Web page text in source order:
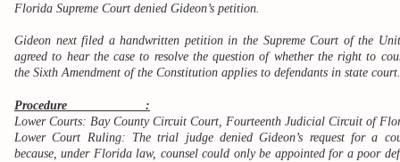
Florida Supreme Court denied Gideon’s petition.
Gideon next filed a handwritten petition in the Supreme Court of the
agreed to hear the case to resolve the question of whether the right to
the Sixth Amendment of the Constitution applies to defendants in state court.
Procedure :
Lower Courts: Bay County Circuit Court, Fourteenth Judicial Circuit of
Lower Court Ruling: The trial judge denied Gideon’s request for a
because, under Florida law, counsel could only be appointed for a poor